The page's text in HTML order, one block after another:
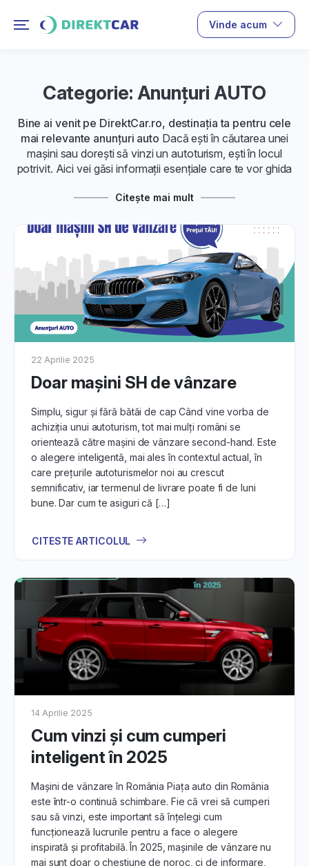
Vinde acum
Categorie: Anunțuri AUTO
Bine ai venit pe DirektCar.ro, destinația ta pentru cele
mai relevante anunțuri auto Dacă ești în căutarea unei
mașini sau dorești să vinzi un autoturism, ești în locul
potrivit. Aici vei găsi informații esențiale care te vor ghida
Descoperă ce presupune publicarea unui anunț auto sau
achiziționarea unei masini cu ajutorul anunțurilor auto. De
la înțelegerea pieței și cum funcționează listările, la
avantaje și dezavantaje, îți oferim informațiile necesare
pentru a lua deciziile corecte.
2. Platforma Auto DirektCar.ro:
să te înregistrezi, cum să folosești eficient filtrele de
căutare, să salvezi anunțuri și să contactezi rapid
dispoziție toate instrumentele necesare.
3. Sfaturi pentru Cumpărători:
Învață cum să găsești mașina potrivită pentru tine. De la
evaluarea anunțurilor auto și identificarea celor mai bune
oferte, până la pașii implicați în procesul de cumpărare
și verificarea istoricului mașinii, vei fi pregătit pentru o
Pentru cei care vor să vândă o mașină, oferim sfaturi
despre pregătirea anunțului ideal, stabilirea unui preț
corect și cum să creezi o descriere atrăgătoare.
5. Verificarea și Evaluarea Mașinii:
Pentru a garanta o tranzacție de succes, punem la
dispoziție ghiduri de verificare și evaluare a
autoturismelor. Descoperă importanța unei inspecții
detaliate, inclusiv la nivel de caroserie, mecanică și
documente, fie că achiziționezi sau vinzi.
6. Asistență și Resurse Suplimentare:
Echipa noastră de asistență este gata să te ajute la
fiecare pas al tranzacției. În plus, îți oferim acces la
articole și resurse suplimentare, astfel încât să te simți
încrezător și informat în deciziile tale.
CuDirektCar.ro, experiența în lumea anunțurilor auto este
Citește mai mult
22 Aprilie 2025
Doar mașini SH de vânzare
Simplu, sigur și fără bătăi de cap Când vine vorba de
achiziția unui autoturism, tot mai mulți români se
orientează către mașini de vânzare second-hand. Este
o alegere inteligentă, mai ales în contextul actual, în
care prețurile autoturismelor noi au crescut
semnificativ, iar termenul de livrare poate fi de luni
bune. Dar cum te asiguri că […]
CITESTE ARTICOLUL
14 Aprilie 2025
Cum vinzi și cum cumperi
inteligent în 2025
Mașini de vânzare în România Piața auto din România
este într-o continuă schimbare. Fie că vrei să cumperi
sau să vinzi, este important să înțelegi cum
funcționează lucrurile pentru a face o alegere
inspirată și profitabilă. În 2025, mașinile de vânzare nu
mai sunt doar o chestiune de noroc, ci de informare,